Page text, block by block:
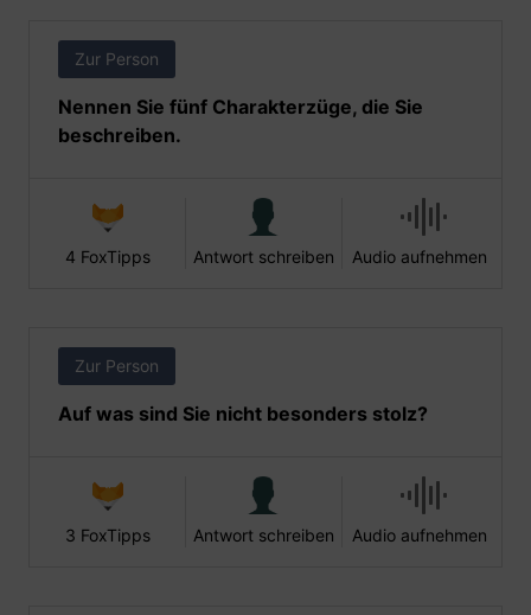
Zur Person
Nennen Sie fünf Charakterzüge, die Sie
beschreiben.
4 FoxTipps Antwort schreiben Audio aufnehmen
Zur Person
Auf was sind Sie nicht besonders stolz?
3 FoxTipps Antwort schreiben Audio aufnehmen